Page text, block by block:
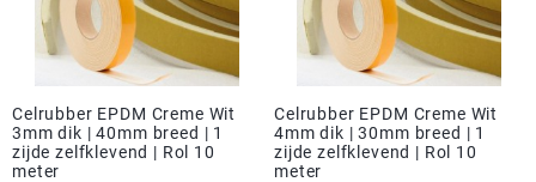
Celrubber EPDM Creme Wit
3mm dik | 40mm breed | 1
zijde zelfklevend | Rol 10
meter
Celrubber EPDM Creme Wit
4mm dik | 30mm breed | 1
zijde zelfklevend | Rol 10
meter